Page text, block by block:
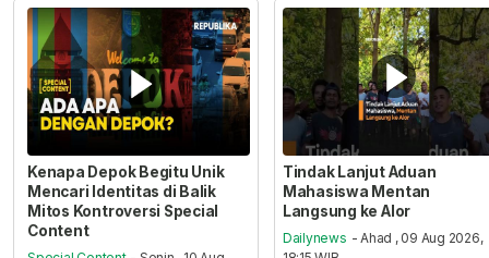
Kenapa Depok Begitu Unik
Mencari Identitas di Balik
Mitos Kontroversi Special
Content
Tindak Lanjut Aduan
Mahasiswa Mentan
Langsung ke Alor
Dailynews - Ahad , 09 Aug 2026,